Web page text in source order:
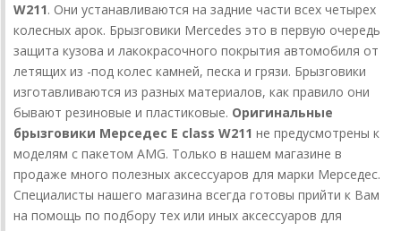
W211. Они устанавливаются на задние части всех четырех
колесных арок. Брызговики Mercedes это в первую очередь
защита кузова и лакокрасочного покрытия автомобиля от
летящих из -под колес камней, песка и грязи. Брызговики
изготавливаются из разных материалов, как правило они
бывают резиновые и пластиковые. Оригинальные
брызговики Мерседес E class W211 не предусмотрены к
моделям с пакетом AMG. Только в нашем магазине в
продаже много полезных аксессуаров для марки Мерседес.
Специалисты нашего магазина всегда готовы прийти к Вам
на помощь по подбору тех или иных аксессуаров для